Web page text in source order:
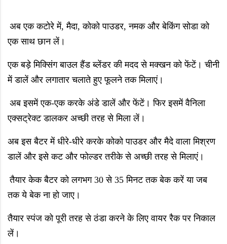
अब एक कटोरे में,मैदा,कोको पाउडर,नमक और बेकिंग सोडा को
एक साथ छान लें।
एक बड़े मिक्सिंग बाउल हैंड ब्लेंडर की मदद से मक्खन को फेंटें। चीनी
में डालें और लगातार चलाते हुए फूलने तक मिलाएं।
अब इसमें एक-एक करके अंडे डालें और फेंटें। फिर इसमें वैनिला
एक्सट्रेक्ट डालकर अच्छी तरह से मिला लें।
अब इस बैटर में धीरे-धीरे करके कोको पाउडर और मैदे वाला मिश्रण
डालें और इसे कट और फोल्डर तरीके से अच्छी तरह से मिलाएं।
तैयार केक बैटर को लगभग 30 से 35 मिनट तक बेक करें या जब
तक ये बेक ना हो जाए।
तैयार स्पंज को पूरी तरह से ठंडा करने के लिए वायर रैक पर निकाल
लें।